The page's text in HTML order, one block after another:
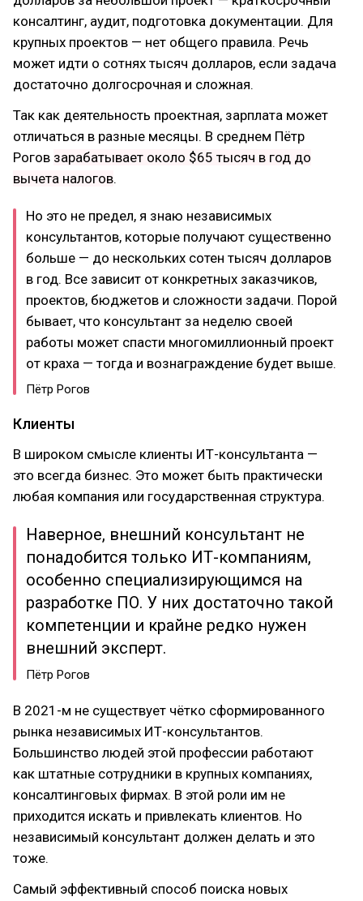
консалтинг, аудит, подготовка документации. Для
крупных проектов — нет общего правила. Речь
может идти о сотнях тысяч долларов, если задача
достаточно долгосрочная и сложная.
Так как деятельность проектная, зарплата может
отличаться в разные месяцы. В среднем Пётр
Рогов зарабатывает около $65 тысяч в год до
вычета налогов.
Но это не предел, я знаю независимых
консультантов, которые получают существенно
больше — до нескольких сотен тысяч долларов
в год. Все зависит от конкретных заказчиков,
проектов, бюджетов и сложности задачи. Порой
бывает, что консультант за неделю своей
работы может спасти многомиллионный проект
от краха — тогда и вознаграждение будет выше.
Пётр Рогов
Клиенты
В широком смысле клиенты ИТ-консультанта —
это всегда бизнес. Это может быть практически
любая компания или государственная структура.
Наверное, внешний консультант не
понадобится только ИТ-компаниям,
особенно специализирующимся на
разработке ПО. У них достаточно такой
компетенции и крайне редко нужен
внешний эксперт.
Пётр Рогов
В 2021-м не существует чётко сформированного
рынка независимых ИТ-консультантов.
Большинство людей этой профессии работают
как штатные сотрудники в крупных компаниях,
консалтинговых фирмах. В этой роли им не
приходится искать и привлекать клиентов. Но
независимый консультант должен делать и это
тоже.
Самый эффективный способ поиска новых